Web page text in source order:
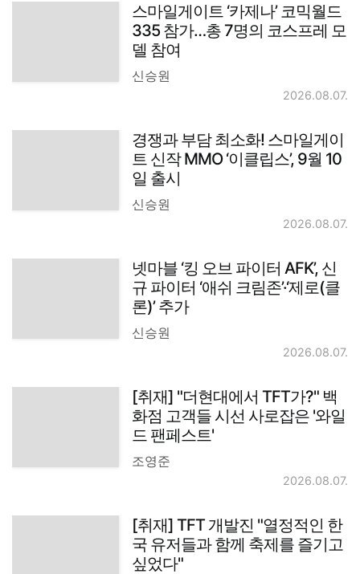
스마일게이트 ‘카제나’ 코믹월드
335 참가…총 7명의 코스프레 모
델 참여
신승원
2026.08.07.
경쟁과 부담 최소화! 스마일게이
트 신작 MMO ‘이클립스’, 9월 10
일 출시
신승원
2026.08.07.
넷마블 ‘킹 오브 파이터 AFK’, 신
규 파이터 ‘애쉬 크림존’·‘제로(클
론)’ 추가
신승원
2026.08.07.
[취재] "더현대에서 TFT가?" 백
화점 고객들 시선 사로잡은 '와일
드 팬페스트'
조영준
2026.08.07.
[취재] TFT 개발진 "열정적인 한
국 유저들과 함께 축제를 즐기고
싶었다"